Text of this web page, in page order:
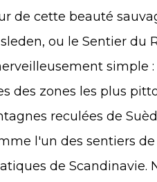
de cette beauté
ou le Sentier du
simple
des zones les plus
reculées de
l'un des sentiers
de Scandinavie.